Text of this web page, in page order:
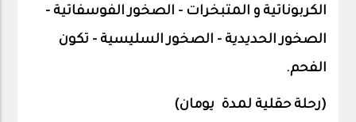
الكربوناتية و المتبخرات - الصخور الفوسفاتية -
الصخور الحديدية - الصخور السليسية – تكون
الفحم.
(رحلة حقلية لمدة يومان)